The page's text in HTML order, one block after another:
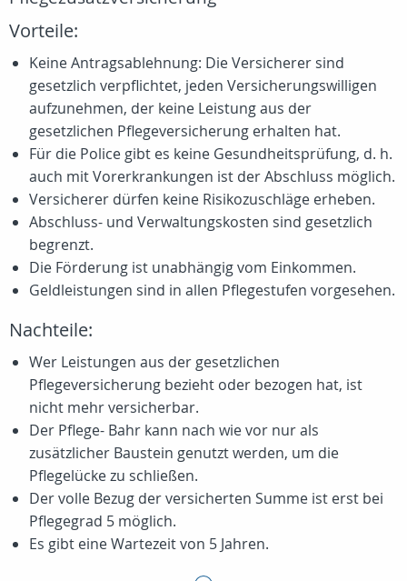
Vorteile:
Keine Antragsablehnung: Die Versicherer sind
gesetzlich verpflichtet, jeden Versicherungswilligen
aufzunehmen, der keine Leistung aus der
gesetzlichen Pflegeversicherung erhalten hat.
Für die Police gibt es keine Gesundheitsprüfung, d. h.
auch mit Vorerkrankungen ist der Abschluss möglich.
Versicherer dürfen keine Risikozuschläge erheben.
Abschluss- und Verwaltungskosten sind gesetzlich
begrenzt.
Die Förderung ist unabhängig vom Einkommen.
Geldleistungen sind in allen Pflegestufen vorgesehen.
Nachteile:
Wer Leistungen aus der gesetzlichen
Pflegeversicherung bezieht oder bezogen hat, ist
nicht mehr versicherbar.
Der Pflege- Bahr kann nach wie vor nur als
zusätzlicher Baustein genutzt werden, um die
Pflegelücke zu schließen.
Der volle Bezug der versicherten Summe ist erst bei
Pflegegrad 5 möglich.
Es gibt eine Wartezeit von 5 Jahren.